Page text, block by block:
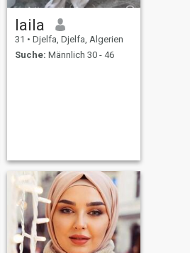
laila
31 • Djelfa, Djelfa, Algerien
Suche: Männlich 30 - 46